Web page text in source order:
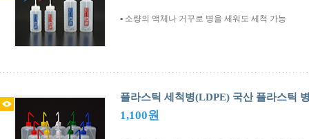
▪ 소량의 액체나 거꾸로 병을 세워도 세척 가능
플라스틱 세척병(LDPE) 국산 플라스틱
1,100원